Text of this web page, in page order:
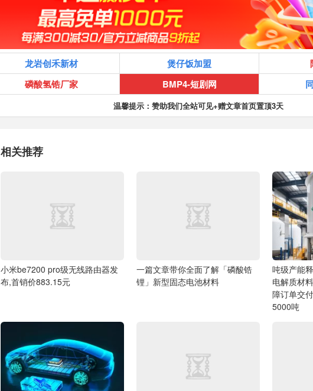
龙岩创禾新材 煲仔饭加盟
磷酸氢锆厂家
BMP4-短剧网
温馨提示：赞助我们全站可见+赠文章首页置顶3天
相关推荐
小米be7200 pro级无线路由器发
布,首销价883.15元
一篇文章带你全面了解「磷酸锆
锂」新型固态电池材料
吨级产能
电解质材
障订单交
5000吨